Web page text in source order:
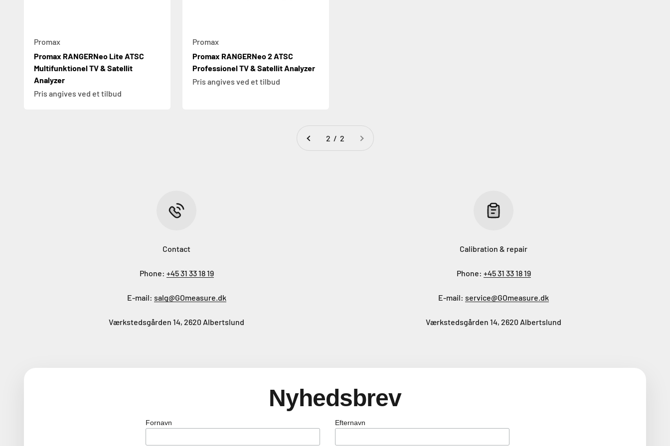
Promax
Promax RANGERNeo Lite ATSC
Multifunktionel TV & Satellit
Analyzer
Pris angives ved et tilbud
Promax
Promax RANGERNeo 2 ATSC
Professionel TV & Satellit Analyzer
Pris angives ved et tilbud
2 / 2
Contact
Phone: +45 31 33 18 19
E-mail: salg@GOmeasure.dk
Værkstedsgården 14, 2620 Albertslund
Calibration & repair
Phone: +45 31 33 18 19
E-mail: service@GOmeasure.dk
Værkstedsgården 14, 2620 Albertslund
Nyhedsbrev
Fornavn Efternavn